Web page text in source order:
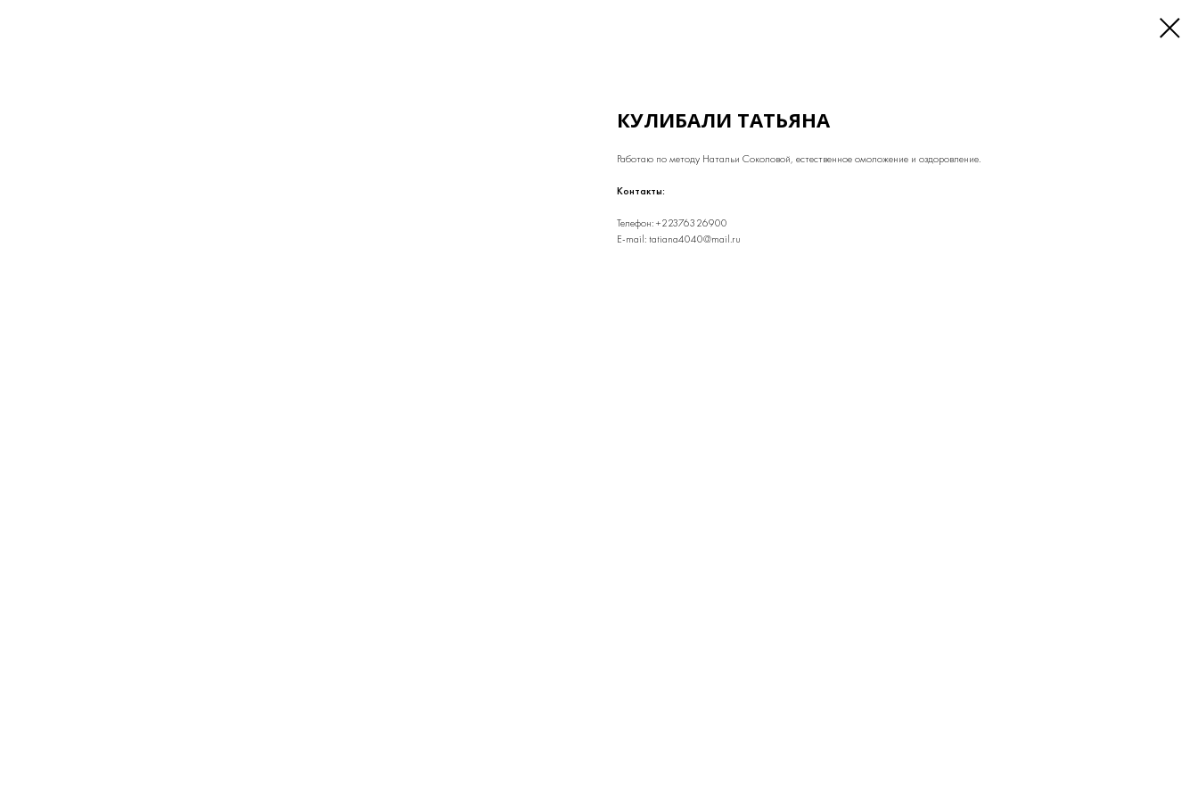
КУЛИБАЛИ ТАТЬЯНА
Работаю по методу Натальи Соколовой, естественное омоложение и оздоровление.
Контакты:
Телефон: +22376326900
E-mail: tatiana4040@mail.ru